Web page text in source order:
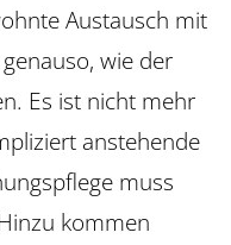
Austausch mit
wie der
Es ist nicht mehr
anstehende
muss
kommen